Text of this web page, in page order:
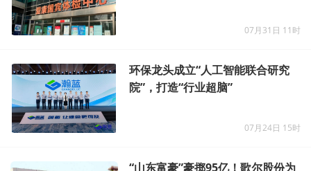
07月31日 11时
环保龙头成立“人工智能联合研究
院”，打造“行业超脑”
07月24日 15时
“山东富豪”豪掷95亿！歌尔股份为